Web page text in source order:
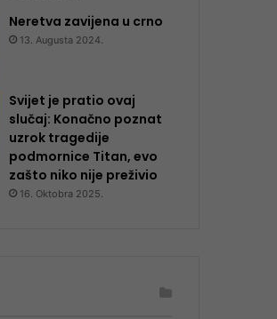
Neretva zavijena u crno
13. Augusta 2024.
Svijet je pratio ovaj
slučaj: Konačno poznat
uzrok tragedije
podmornice Titan, evo
zašto niko nije preživio
16. Oktobra 2025.